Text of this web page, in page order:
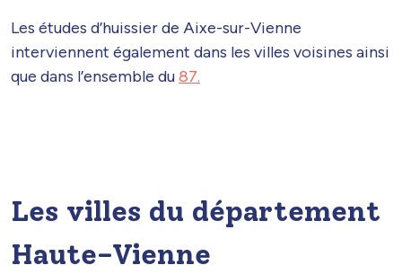
Les études d’huissier de Aixe-sur-Vienne
interviennent également dans les villes voisines ainsi
que dans l’ensemble du87.
Les villes du département
Haute-Vienne